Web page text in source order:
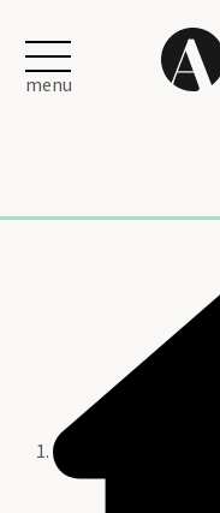
menu